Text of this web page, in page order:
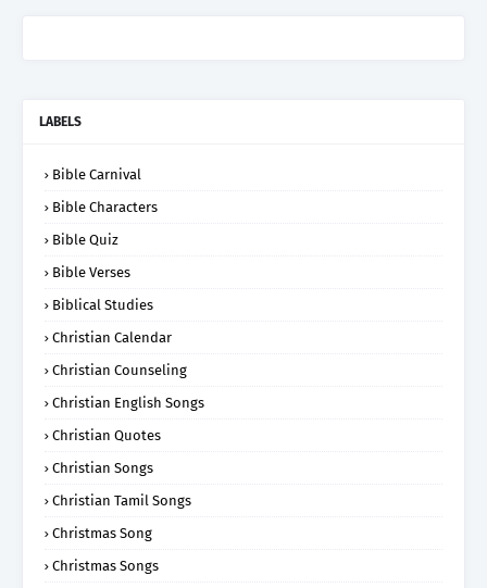
LABELS
Bible Carnival
Bible Characters
Bible Quiz
Bible Verses
Biblical Studies
Christian Calendar
Christian Counseling
Christian English Songs
Christian Quotes
Christian Songs
Christian Tamil Songs
Christmas Song
Christmas Songs